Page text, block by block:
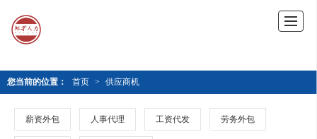
您当前的位置： 首页 > 供应商机
薪资外包 人事代理 工资代发 劳务外包